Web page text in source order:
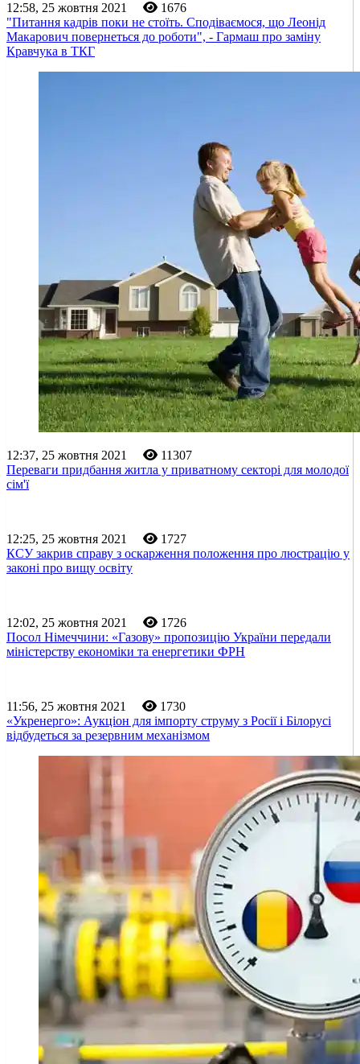
12:58, 25 жовтня 2021
1676
"Питання кадрів поки не стоїть. Сподіваємося, що Леонід
Макарович повернеться до роботи", - Гармаш про заміну
Кравчука в ТКГ
12:37, 25 жовтня 2021
11307
Переваги придбання житла у приватному секторі для молодої
сім'ї
12:25, 25 жовтня 2021
1727
КСУ закрив справу з оскарження положення про люстрацію у
законі про вищу освіту
12:02, 25 жовтня 2021
1726
Посол Німеччини: «Газову» пропозицію України передали
міністерству економіки та енергетики ФРН
11:56, 25 жовтня 2021
1730
«Укренерго»: Аукціон для імпорту струму з Росії і Білорусі
відбудеться за резервним механізмом